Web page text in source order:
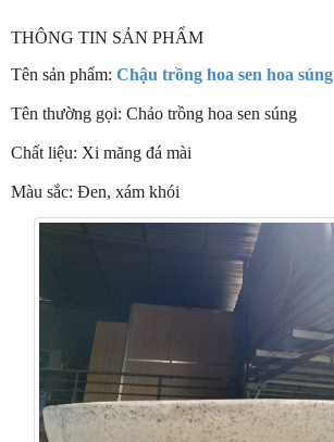
THÔNG TIN SẢN PHẨM
Tên sản phẩm: Chậu trồng hoa sen hoa súng
Tên thường gọi: Chảo trồng hoa sen súng
Chất liệu: Xi măng đá mài
Màu sắc: Đen, xám khói